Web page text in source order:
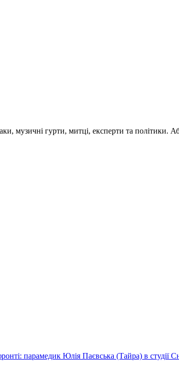
музичні гурти, митці, експерти та
парамедик Юлія Паєвська (Тайра) в студії